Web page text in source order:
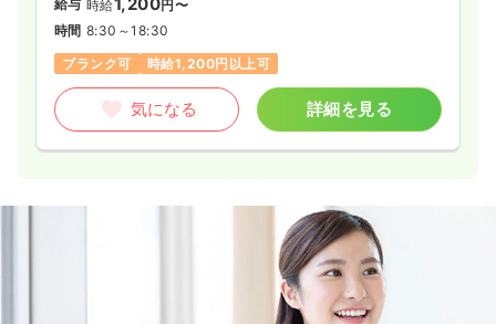
給与 時給1,200円〜
時間 8:30～18:30
ブランク可
時給1,200円以上可
気になる 詳細を見る